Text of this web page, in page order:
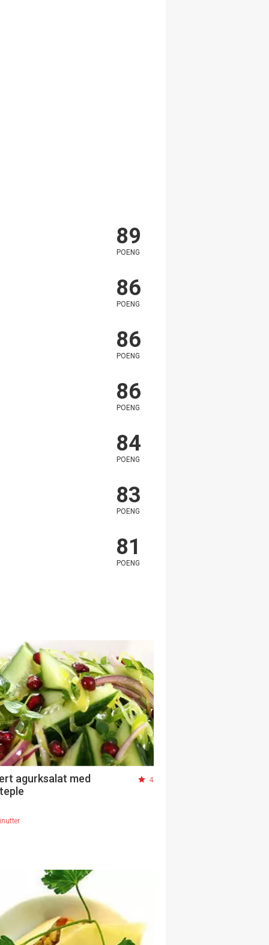
89
POENG
86
POENG
86
POENG
86
POENG
84
POENG
83
POENG
81
POENG
agurksalat med
4